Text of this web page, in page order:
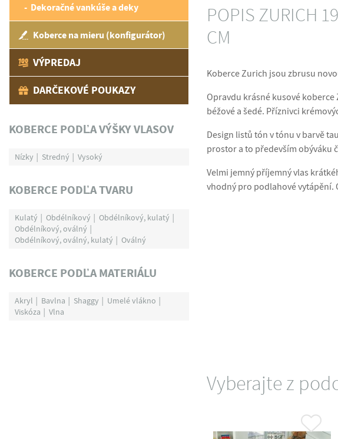
Dekoračné vankúše a deky
Koberce na mieru (konfigurátor)
VÝPREDAJ
DARČEKOVÉ POUKAZY
KOBERCE PODĽA VÝŠKY VLASOV
Nízky Stredný Vysoký
KOBERCE PODĽA TVARU
Kulatý Obdélníkový
Obdélníkový, kulatý
Obdélníkový, oválný
Obdélníkový, oválný, kulatý
Oválný
KOBERCE PODĽA MATERIÁLU
Akryl Bavlna Shaggy
Umelé vlákno
Viskóza
Vlna
POPIS ZURICH
CM
Koberce Zurich jsou zbrusu
Opravdu krásné kusové
béžové a šedé. Příznivci
Design listů tón v tónu v barvě
prostor a to především obýváku
Velmi jemný příjemný vlas
vhodný pro podlahové vytápění.
Vyberajte z